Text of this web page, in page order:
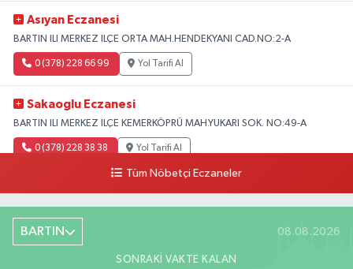
Asıyan Eczanesi
BARTIN ILI MERKEZ ILÇE ORTA MAH.HENDEKYANI CAD.NO:2-A
0 (378) 228 66 99 Yol Tarifi Al
Sakaoglu Eczanesi
BARTIN ILI MERKEZ ILÇE KEMERKÖPRÜ MAH.YUKARI SOK. NO:49-A
0 (378) 228 38 38 Yol Tarifi Al
Tüm Nöbetçi Eczaneler
BARTIN 08.08.2026
SONRAKI VAKTE KALAN